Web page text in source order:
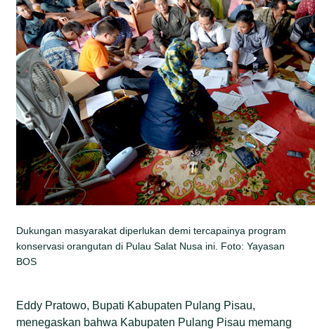
Dukungan masyarakat diperlukan demi tercapainya program
konservasi orangutan di Pulau Salat Nusa ini. Foto: Yayasan
BOS
Eddy Pratowo, Bupati Kabupaten Pulang Pisau,
menegaskan bahwa Kabupaten Pulang Pisau memang